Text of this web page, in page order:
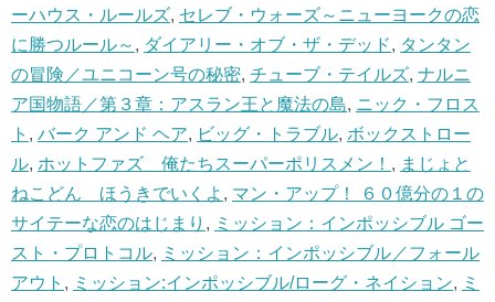
ーハウス・ルールズ, セレブ・ウォーズ～ニューヨークの恋
に勝つルール～ , ダイアリー・オブ・ザ・デッド, タンタン
の冒険／ユニコーン号の秘密, チューブ・テイルズ, ナルニ
ア国物語／第３章：アスラン王と魔法の島, ニック・フロス
ト , バーク アンド ヘア, ビッグ・トラブル, ボックストロー
ル, ホットファズ 俺たちスーパーポリスメン！ , まじょと
ねこどん ほうきでいくよ , マン・アップ！ ６０億分の１の
サイテーな恋のはじまり , ミッション：インポッシブル ゴー
スト・プロトコル, ミッション：インポッシブル／フォール
アウト , ミッション:インポッシブル/ローグ・ネイション, ミ